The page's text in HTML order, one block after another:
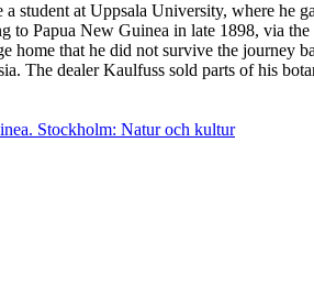
at Uppsala University, where he
to Papua New Guinea in late 1898, via
that he did not survive the journey
The dealer Kaulfuss sold parts of his
Stockholm: Natur och kultur